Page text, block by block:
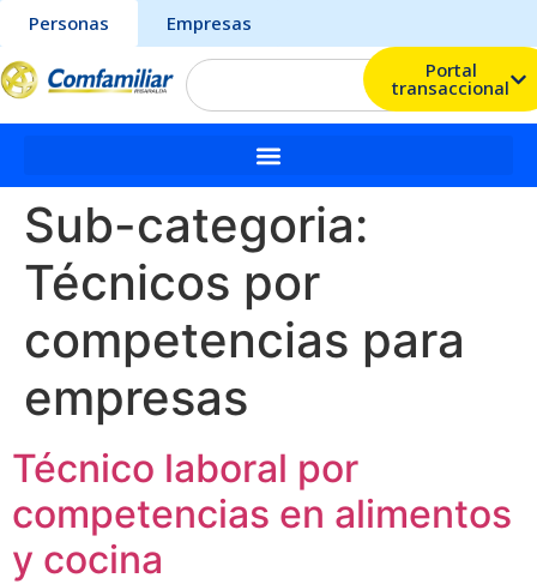
Personas
Empresas
Portal
transaccional
Sub-categoria:
Técnicos por
competencias para
empresas
Técnico laboral por
competencias en alimentos
y cocina